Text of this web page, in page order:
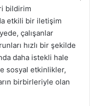
bildirim
etkili bir iletişim
çalışanlar
hızlı bir şekilde
daha istekli hale
sosyal etkinlikler,
birbirleriyle olan